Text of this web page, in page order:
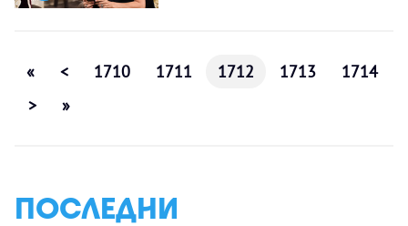
« < 1710 1711 1712 1713
1714
>
»
ПОСЛЕДНИ